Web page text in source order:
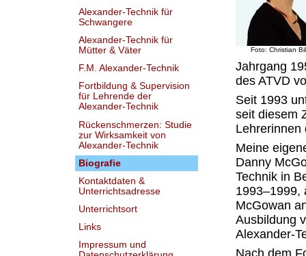
Alexander-Technik für
Schwangere
Alexander-Technik für
Mütter & Väter
F.M. Alexander-Technik
Fortbildung & Supervision
für Lehrende der
Alexander-Technik
Rückenschmerzen: Studie
zur Wirksamkeit von
Alexander-Technik
Biografie
Kontaktdaten &
Unterrichtsadresse
Unterrichtsort
Links
Impressum und
Foto: Christian
Jahrgang
des ATVD
Seit 1993
seit diesem
Lehrerinnen
Meine
Danny
Technik in
1993–1999,
McGowan
Ausbildung
Alexander-
Nach dem